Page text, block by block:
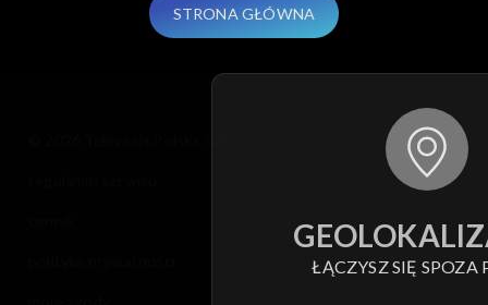
STRONA GŁÓWNA
ŁĄCZYSZ SIĘ SPOZA